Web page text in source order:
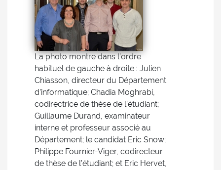
La photo montre dans l’ordre
habituel de gauche à droite : Julien
Chiasson, directeur du Département
d’informatique; Chadia Moghrabi,
codirectrice de thèse de l’étudiant;
Guillaume Durand, examinateur
interne et professeur associé au
Département; le candidat Eric Snow;
Philippe Fournier-Viger, codirecteur
de thèse de l’étudiant; et Eric Hervet,